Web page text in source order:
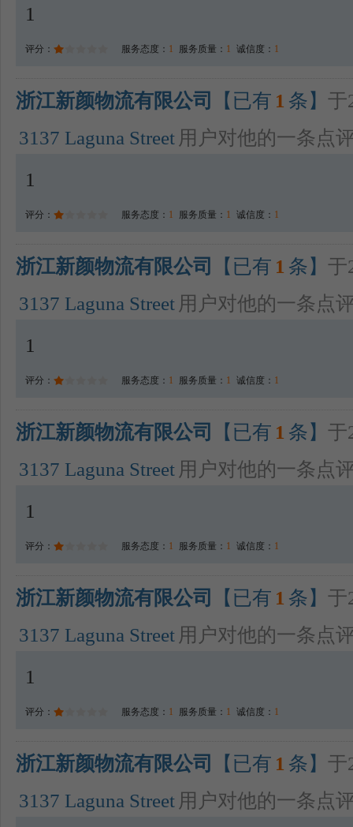
1
评分： 服务态度： 1 服务质量： 1 诚信度： 1
浙江新颜物流有限公司 【已有 1 条】 于
3137 Laguna Street 用户对他的一条点
1
评分： 服务态度： 1 服务质量： 1 诚信度： 1
浙江新颜物流有限公司 【已有 1 条】 于
3137 Laguna Street 用户对他的一条点
1
评分： 服务态度： 1 服务质量： 1 诚信度： 1
浙江新颜物流有限公司 【已有 1 条】 于
3137 Laguna Street 用户对他的一条点
1
评分： 服务态度： 1 服务质量： 1 诚信度： 1
浙江新颜物流有限公司 【已有 1 条】 于
3137 Laguna Street 用户对他的一条点
1
评分： 服务态度： 1 服务质量： 1 诚信度： 1
浙江新颜物流有限公司 【已有 1 条】 于
3137 Laguna Street 用户对他的一条点